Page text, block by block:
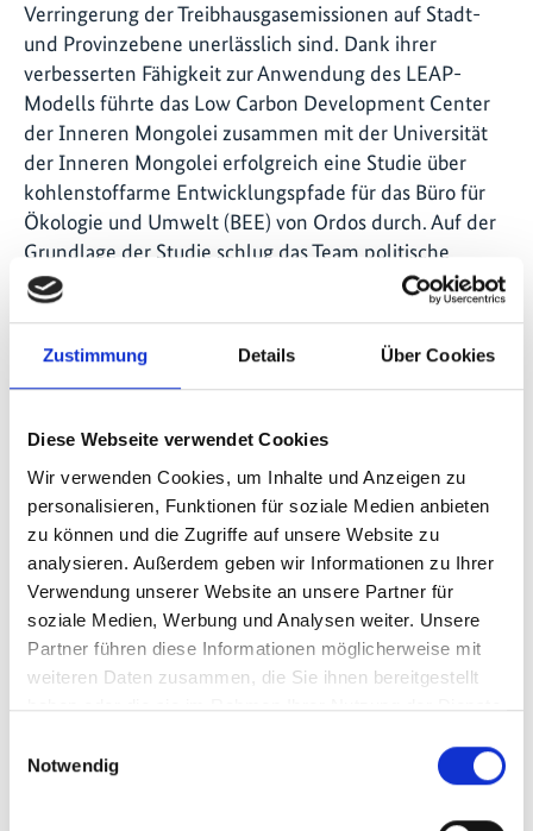
Zustimmung Details Über Cookies
Diese Webseite verwendet Cookies
Wir verwenden Cookies, um Inhalte und Anzeigen zu
personalisieren, Funktionen für soziale Medien anbieten
zu können und die Zugriffe auf unsere Website zu
analysieren. Außerdem geben wir Informationen zu Ihrer
Verwendung unserer Website an unsere Partner für
soziale Medien, Werbung und Analysen weiter. Unsere
Partner führen diese Informationen möglicherweise mit
weiteren Daten zusammen, die Sie ihnen bereitgestellt
haben oder die sie im Rahmen Ihrer Nutzung der Dienste
Notwendig
Verringerung der Treibhausgasemissionen auf Stadt-
und Provinzebene unerlässlich sind. Dank ihrer
verbesserten Fähigkeit zur Anwendung des LEAP-
Modells führte das Low Carbon Development Center
der Inneren Mongolei zusammen mit der Universität
der Inneren Mongolei erfolgreich eine Studie über
kohlenstoffarme Entwicklungspfade für das Büro für
Ökologie und Umwelt (BEE) von Ordos durch. Auf der
Grundlage der Studie schlug das Team politische
Empfehlungen vor, die von der Stadtregierung
akzeptiert wurden.
Erfolgreiche Zusammenarbeit
offensichtlich. Das Department of Ecology and
Environment (DEE) der Provinz Shandong und die
BEEs von Hulunbuir und Ordos in der Inneren
Mongolei bestätigten, dass die Analysen des IKI-
Projekts durch den Aufbau von Kapazitäten,
methodische und technische Beratung sowie
analytische Unterstützung bei der Entwicklung von
Minderungsstrategien beigetragen haben.
Aufbauend auf diesem Erfolg hat das Projekt seine